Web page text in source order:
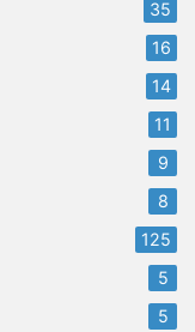
35
16
14
11
9
8
125
5
5